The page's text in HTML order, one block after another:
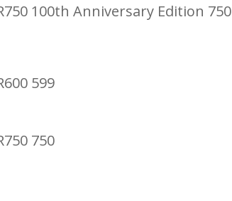
100th Anniversary Edition 750
599
750